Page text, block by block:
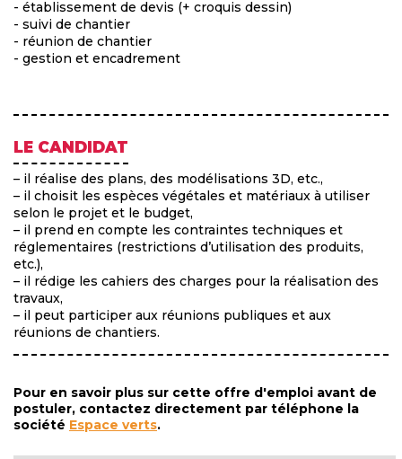
- établissement de devis (+ croquis dessin)
- suivi de chantier
- réunion de chantier
- gestion et encadrement
LE CANDIDAT
– il réalise des plans, des modélisations 3D, etc.,
– il choisit les espèces végétales et matériaux à utiliser
selon le projet et le budget,
– il prend en compte les contraintes techniques et
réglementaires (restrictions d’utilisation des produits,
etc.),
– il rédige les cahiers des charges pour la réalisation des
travaux,
– il peut participer aux réunions publiques et aux
réunions de chantiers.
Pour en savoir plus sur cette offre d'emploi avant de
postuler, contactez directement par téléphone la
société Espace verts.